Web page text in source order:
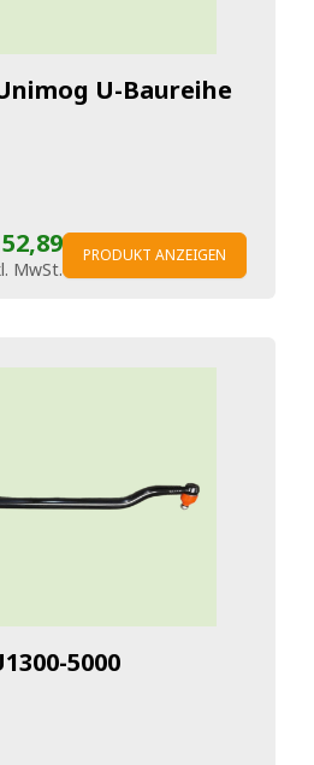
U-Baureihe
MwSt.
PRODUKT ANZEIGEN
5000